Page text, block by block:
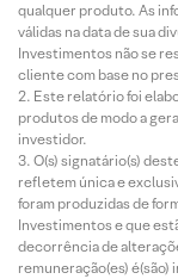
qualquer produto. As
válidas na data de sua
Investimentos não se
cliente com base no
Este relatório foi
produtos de modo a
investidor.
O(s) signatário(s)
refletem única e
foram produzidas de
Investimentos e que
decorrência de
remuneração(es)